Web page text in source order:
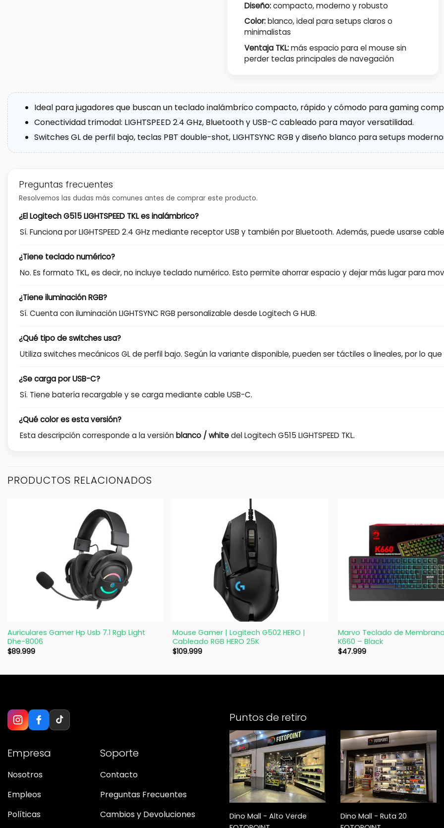
Diseño:compacto, moderno y robusto
Color:blanco, ideal para setups claros o
minimalistas
Ventaja TKL:más espacio para el mouse sin
perder teclas principales de navegación
Ideal para jugadores que buscan un teclado inalámbrico compacto, rápido y cómodo para gaming
Conectividad trimodal: LIGHTSPEED 2.4 GHz, Bluetooth y USB-C cableado para mayor versatilidad.
Switches GL de perfil bajo, teclas PBT double-shot, LIGHTSYNC RGB y diseño blanco para setups
Preguntas frecuentes
Resolvemos las dudas más comunes antes de comprar este producto.
¿El Logitech G515 LIGHTSPEED TKL es inalámbrico?
Sí. Funciona por LIGHTSPEED 2.4 GHz mediante receptor USB y también por Bluetooth. Además, puede usarse
¿Tiene teclado numérico?
No. Es formato TKL, es decir, no incluye teclado numérico. Esto permite ahorrar espacio y dejar más lugar para
¿Tiene iluminación RGB?
Sí. Cuenta con iluminación LIGHTSYNC RGB personalizable desde Logitech G HUB.
¿Qué tipo de switches usa?
Utiliza switches mecánicos GL de perfil bajo. Según la variante disponible, pueden ser táctiles o lineales, por lo
¿Se carga por USB-C?
Sí. Tiene batería recargable y se carga mediante cable USB-C.
¿Qué color es esta versión?
Esta descripción corresponde a la versiónblanco / whitedel Logitech G515 LIGHTSPEED TKL.
PRODUCTOS RELACIONADOS
Auriculares Gamer Hp Usb 7.1 Rgb Light
Dhe-8006
$89.999
Mouse Gamer | Logitech G502 HERO |
Cableado RGB HERO 25K
$109.999
Marvo Teclado de
K660 – Black
$47.999
Empresa
Nosotros
Empleos
Políticas
Soporte
Contacto
Preguntas Frecuentes
Cambios y Devoluciones
Puntos de retiro
Dino Mall - Alto Verde
Dino Mall - Ruta 20